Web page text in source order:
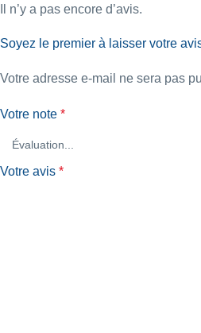
Il n’y a pas encore d’avis.
Soyez le premier à laisser votre
Votre adresse e-mail ne sera pas
Votre note *
Votre avis *